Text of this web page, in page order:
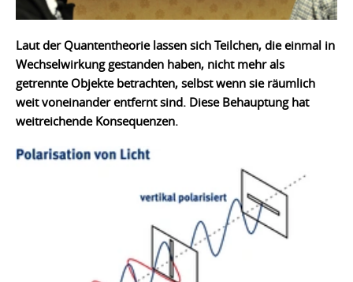
Laut der Quantentheorie lassen sich Teilchen, die einmal in
Wechselwirkung gestanden haben, nicht mehr als
getrennte Objekte betrachten, selbst wenn sie räumlich
weit voneinander entfernt sind. Diese Behauptung hat
weitreichende Konsequenzen.